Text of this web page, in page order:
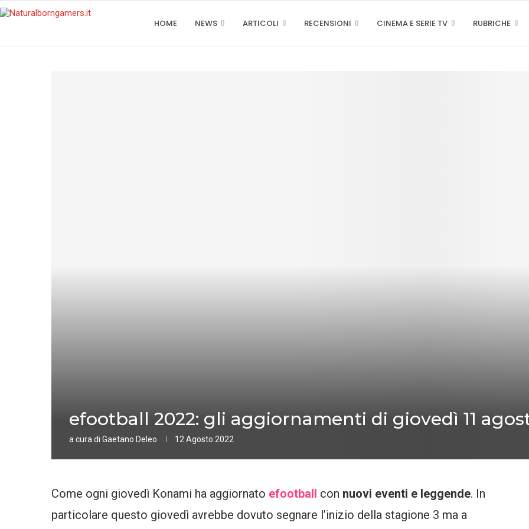
HOME NEWS ARTICOLI RECENSIONI CINEMA E SERIE TV RUBRICHE
efootball 2022: gli aggiornamenti di giovedì 11
a cura di Gaetano Deleo 12 Agosto 2022
Come ogni giovedì Konami ha aggiornato efootball con nuovi eventi e leggende. In
particolare questo giovedì avrebbe dovuto segnare l’inizio della stagione 3 ma a